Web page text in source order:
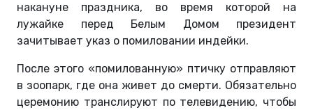
накануне праздника, во время которой на
лужайке перед Белым Домом президент
зачитывает указ о помиловании индейки.
После этого «помилованную» птичку отправляют
в зоопарк, где она живет до смерти. Обязательно
церемонию транслируют по телевидению, чтобы